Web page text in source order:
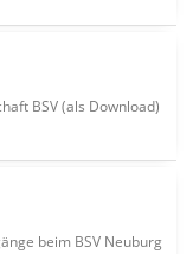
BSV (als Download)
beim BSV Neuburg